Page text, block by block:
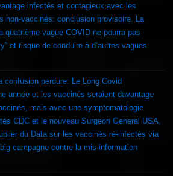
infectés et contagieux avec les
non-vaccinés: conclusion provisoire. La
quatrième vague COVID ne pourra pas
et risque de conduire à d’autres vagues
confusion perdure: Le Long Covid
année et les vaccinés seraient davantage
mais avec une symptomatologie
CDC et le nouveau Surgeon General USA,
du Data sur les vaccinés ré-infectés via
campagne contre la mis-information